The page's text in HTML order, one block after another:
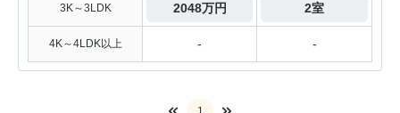
3K～3LDK 2048万円 2室
4K～4LDK以上 - -